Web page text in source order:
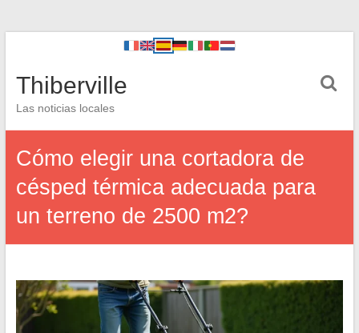
Thiberville
Las noticias locales
Cómo elegir una cortadora de
césped térmica adecuada para
un terreno de 2500 m2?